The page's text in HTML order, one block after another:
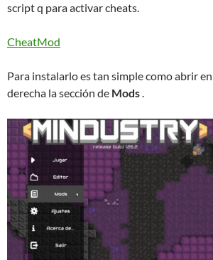
script q para activar cheats.
CheatMod
Para instalarlo es tan simple como abrir
derecha la sección de Mods.